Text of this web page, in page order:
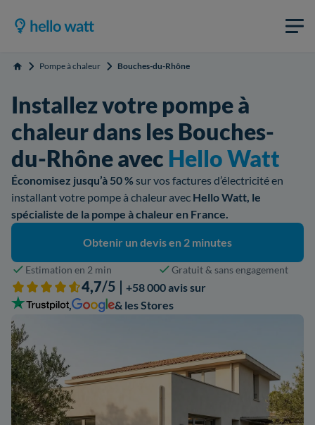
Accueil Pompe à chaleur Bouches-du-Rhône
Installez votre pompe à
chaleur dans les Bouches-
du-Rhône avec Hello Watt
Économisez jusqu’à 50 %sur vos factures d’électricité en
installant votre pompe à chaleur avec Hello Watt, le
spécialiste de la pompe à chaleur en France.
Obtenir un devis en 2 minutes
Estimation en 2 min Gratuit & sans engagement
4,7/5 | +58 000 avis sur
,
& les Stores